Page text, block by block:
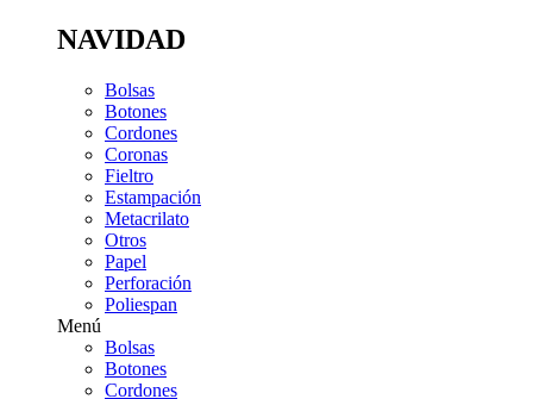
NAVIDAD
Bolsas
Botones
Cordones
Coronas
Fieltro
Estampación
Metacrilato
Otros
Papel
Perforación
Poliespan
Menú
Bolsas
Botones
Cordones